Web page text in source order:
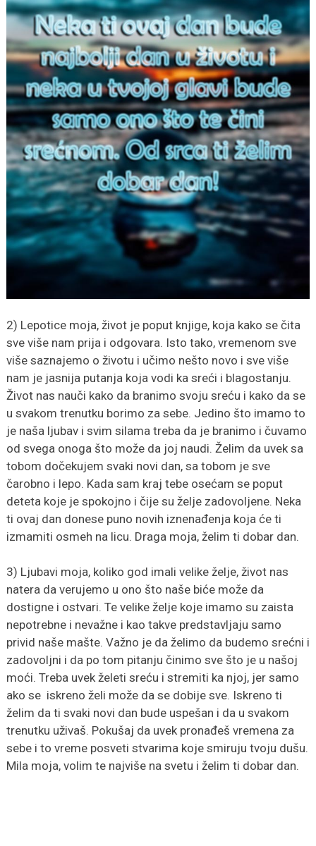
2) Lepotice moja, život je poput knjige, koja kako se čita
sve više nam prija i odgovara. Isto tako, vremenom sve
više saznajemo o životu i učimo nešto novo i sve više
nam je jasnija putanja koja vodi ka sreći i blagostanju.
Život nas nauči kako da branimo svoju sreću i kako da se
u svakom trenutku borimo za sebe. Jedino što imamo to
je naša ljubav i svim silama treba da je branimo i čuvamo
od svega onoga što može da joj naudi. Želim da uvek sa
tobom dočekujem svaki novi dan, sa tobom je sve
čarobno i lepo. Kada sam kraj tebe osećam se poput
deteta koje je spokojno i čije su želje zadovoljene. Neka
ti ovaj dan donese puno novih iznenađenja koja će ti
izmamiti osmeh na licu. Draga moja, želim ti dobar dan.
3) Ljubavi moja, koliko god imali velike želje, život nas
natera da verujemo u ono što naše biće može da
dostigne i ostvari. Te velike želje koje imamo su zaista
nepotrebne i nevažne i kao takve predstavljaju samo
privid naše mašte. Važno je da želimo da budemo srećni i
zadovoljni i da po tom pitanju činimo sve što je u našoj
moći. Treba uvek želeti sreću i stremiti ka njoj, jer samo
ako se iskreno želi može da se dobije sve. Iskreno ti
želim da ti svaki novi dan bude uspešan i da u svakom
trenutku uživaš. Pokušaj da uvek pronađeš vremena za
sebe i to vreme posveti stvarima koje smiruju tvoju dušu.
Mila moja, volim te najviše na svetu i želim ti dobar dan.